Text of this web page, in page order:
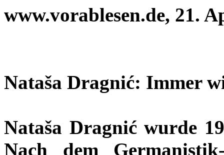
www.vorablesen.de, 21.
Nataša Dragnić: Immer
Nataša Dragnić wurde
Nach dem